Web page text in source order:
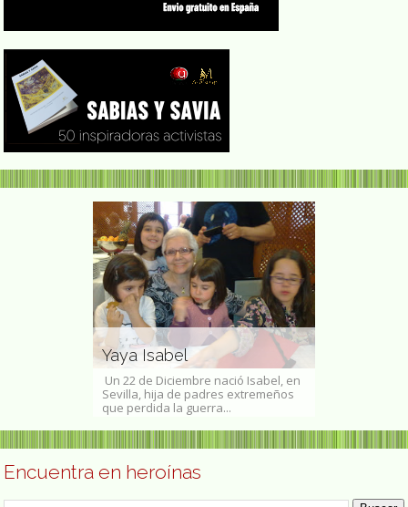
Yaya Isabel
Un 22 de Diciembre nació Isabel, en
Sevilla, hija de padres extremeños
que perdida la guerra...
Encuentra en heroínas